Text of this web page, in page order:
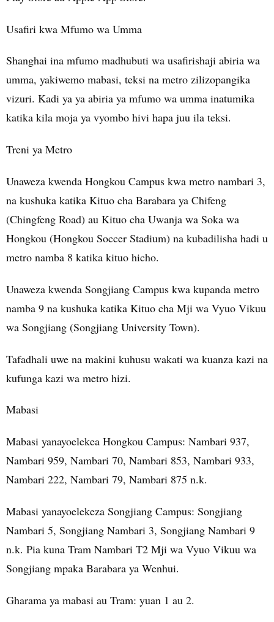
Usafiri kwa Mfumo wa Umma
Shanghai ina mfumo madhubuti wa usafirishaji abiria wa
umma, yakiwemo mabasi, teksi na metro zilizopangika
vizuri. Kadi ya ya abiria ya mfumo wa umma inatumika
katika kila moja ya vyombo hivi hapa juu ila teksi.
Treni ya Metro
Unaweza kwenda Hongkou Campus kwa metro nambari 3,
na kushuka katika Kituo cha Barabara ya Chifeng
(Chingfeng Road) au Kituo cha Uwanja wa Soka wa
Hongkou (Hongkou Soccer Stadium) na kubadilisha hadi u
metro namba 8 katika kituo hicho.
Unaweza kwenda Songjiang Campus kwa kupanda metro
namba 9 na kushuka katika Kituo cha Mji wa Vyuo Vikuu
wa Songjiang (Songjiang University Town).
Tafadhali uwe na makini kuhusu wakati wa kuanza kazi na
kufunga kazi wa metro hizi.
Mabasi
Mabasi yanayoelekea Hongkou Campus: Nambari 937,
Nambari 959, Nambari 70, Nambari 853, Nambari 933,
Nambari 222, Nambari 79, Nambari 875 n.k.
Mabasi yanayoelekeza Songjiang Campus: Songjiang
Nambari 5, Songjiang Nambari 3, Songjiang Nambari 9
n.k. Pia kuna Tram Nambari T2 Mji wa Vyuo Vikuu wa
Songjiang mpaka Barabara ya Wenhui.
Gharama ya mabasi au Tram: yuan 1 au 2.